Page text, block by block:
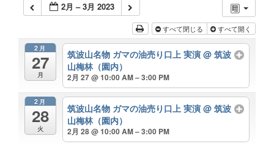
2月 – 3月 2023
すべて閉じる すべて開く
2月
27
月
筑波山名物 ガマの油売り口上 実演@ 筑波
山梅林（園内）
2月 27 @ 10:00 AM – 3:00 PM
2月
28
火
筑波山名物 ガマの油売り口上 実演@ 筑波
山梅林（園内）
2月 28 @ 10:00 AM – 3:00 PM